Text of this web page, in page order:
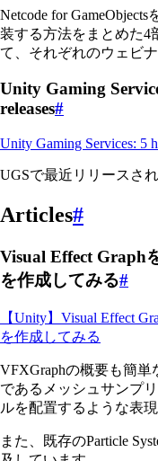
Netcode for
装する方法をまとめた4
て、それぞれのウェビ
Unity Gaming
releases#
Unity Gaming Services: 5
UGSで最近リリースさ
Articles#
Visual Effect Graph
を作成してみる#
【Unity】Visual Effect
を作成してみる
VFXGraphの概要も簡
であるメッシュサンプ
ルを配置するような表
また、既存のParticle